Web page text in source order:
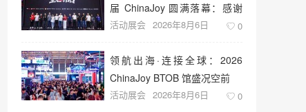
届 ChinaJoy 圆满落幕：感谢
有你，共赴这场“与 AI 同游”的
活动展会 2026年8月6日 0
领航出海·连接全球：2026
ChinaJoy BTOB 馆盛况空前
活动展会 2026年8月6日 0